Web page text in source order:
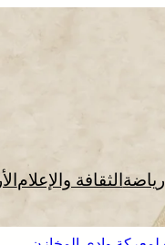
رياضة الثقافة والإعلام